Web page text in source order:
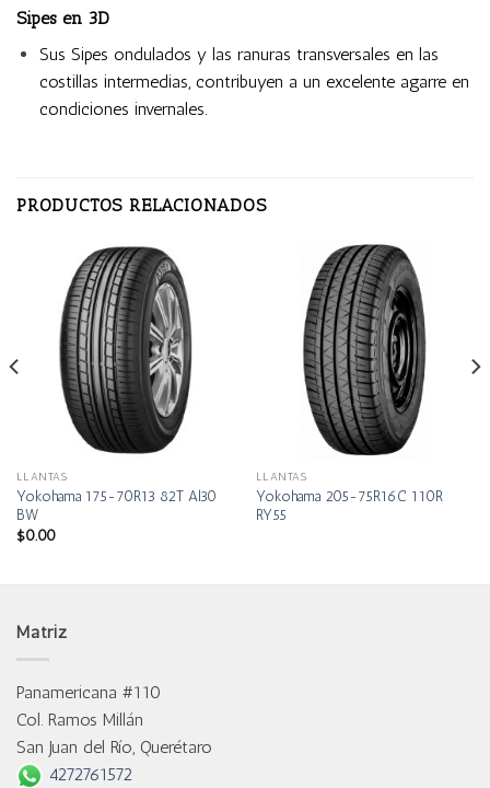
Sipes en 3D
Sus Sipes ondulados y las ranuras transversales en las
costillas intermedias, contribuyen a un excelente agarre en
condiciones invernales.
PRODUCTOS RELACIONADOS
LLANTAS
Yokohama 175-70R13 82T Al30
BW
$0.00
LLANTAS
Yokohama 205-75R16C 110R
RY55
Matriz
Panamericana #110
Col. Ramos Millán
San Juan del Río, Querétaro
4272761572